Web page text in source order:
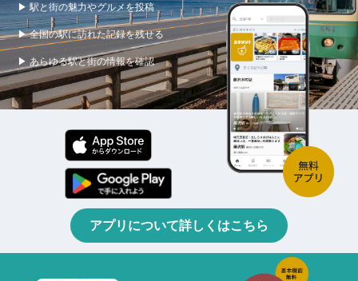
▶ 駅と街の魅力やグルメを投稿
▶ 全国の駅に訪れた記録を残せる
▶ あらゆる駅と街の情報を確認
アプリについて詳しくはこちら